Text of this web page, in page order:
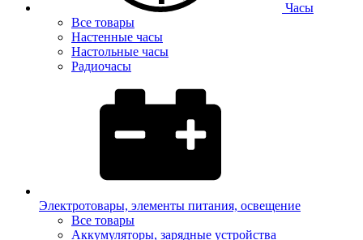
Часы
Все товары
Настенные часы
Настольные часы
Радиочасы
Электротовары, элементы питания, освещение
Все товары
Аккумуляторы, зарядные устройства